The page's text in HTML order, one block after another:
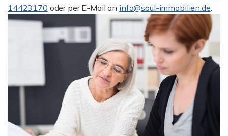
14423170 oder per E-Mail an info@soul-immobilien.de